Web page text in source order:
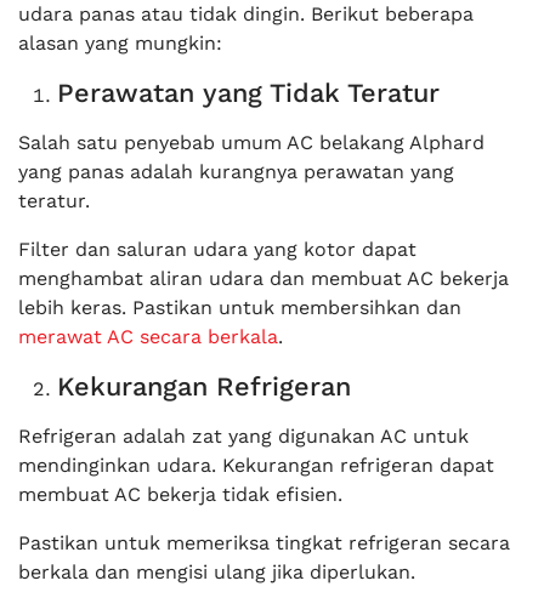
udara panas atau tidak dingin. Berikut beberapa
alasan yang mungkin:
Perawatan yang Tidak Teratur
Salah satu penyebab umum AC belakang Alphard
yang panas adalah kurangnya perawatan yang
teratur.
Filter dan saluran udara yang kotor dapat
menghambat aliran udara dan membuat AC bekerja
lebih keras. Pastikan untuk membersihkan dan
merawat AC secara berkala.
Kekurangan Refrigeran
Refrigeran adalah zat yang digunakan AC untuk
mendinginkan udara. Kekurangan refrigeran dapat
membuat AC bekerja tidak efisien.
Pastikan untuk memeriksa tingkat refrigeran secara
berkala dan mengisi ulang jika diperlukan.